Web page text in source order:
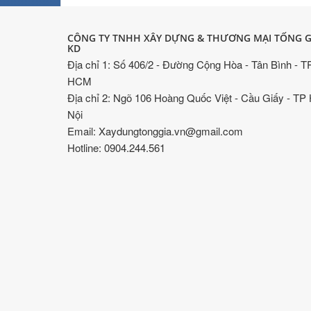
CÔNG TY TNHH XÂY DỰNG & THƯƠNG MẠI TỐNG
KD
Địa chỉ 1: Số 406/2 - Đường Cộng Hòa - Tân Bình -
HCM
Địa chỉ 2: Ngõ 106 Hoàng Quốc Việt - Cầu Giấy - TP
Nội
Email: Xaydungtonggia.vn@gmail.com
Hotline: 0904.244.561